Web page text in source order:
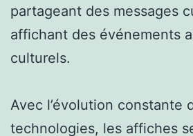
partageant des messages
affichant des événements
culturels.
Avec l’évolution constante
technologies, les affiches